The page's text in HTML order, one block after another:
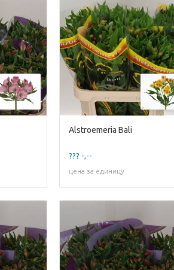
Alstroemeria Bali
??? -,--
цена за единицу